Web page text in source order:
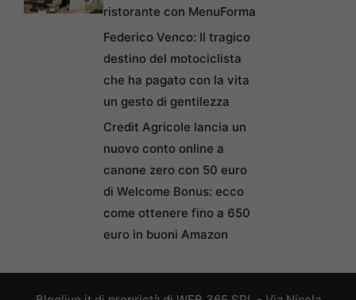
ristorante con MenuForma
Federico Venco: Il tragico
destino del motociclista
che ha pagato con la vita
un gesto di gentilezza
Credit Agricole lancia un
nuovo conto online a
canone zero con 50 euro
di Welcome Bonus: ecco
come ottenere fino a 650
euro in buoni Amazon